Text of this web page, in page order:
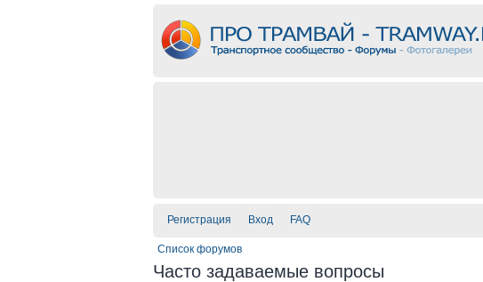
Регистрация Вход FAQ
Список форумов
Часто задаваемые вопросы